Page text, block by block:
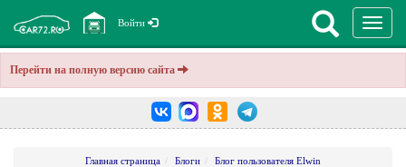
Перейти на полную версию сайта
Войти
Главная страница Блоги
Блог пользователя Elwin